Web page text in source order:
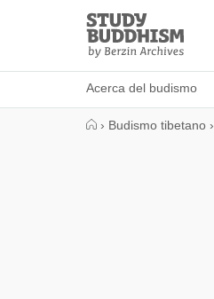
Study
Buddhism
Home
Acerca del budismo
› Budismo tibetano ›